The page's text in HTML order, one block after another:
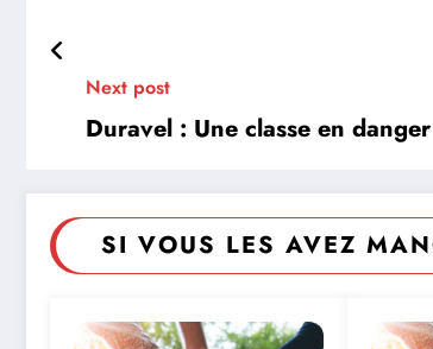
Next post
Duravel : Une classe en
SI VOUS LES AVEZ